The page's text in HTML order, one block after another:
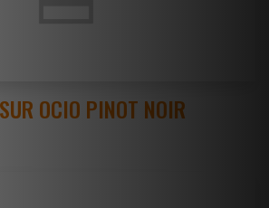
OCIO PINOT NOIR